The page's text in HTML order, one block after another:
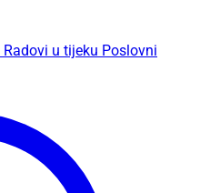
Radovi u tijeku Poslovni